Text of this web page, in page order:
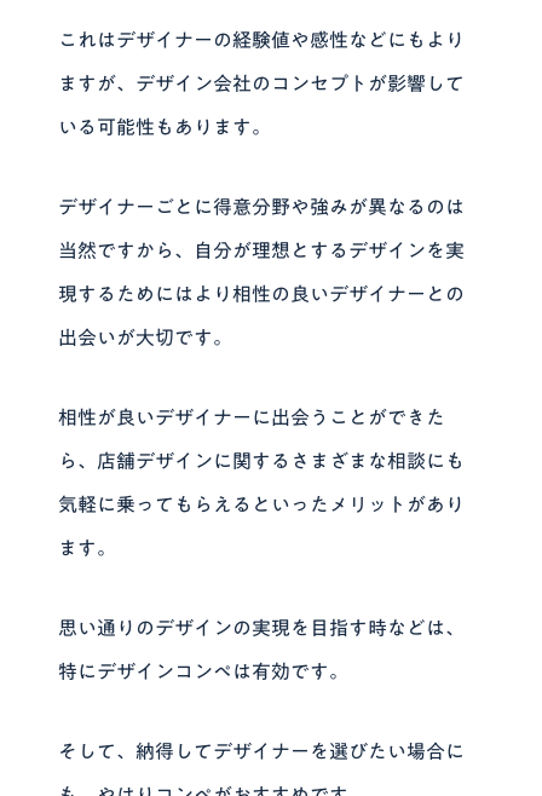
これはデザイナーの経験値や感性などにもより
ますが、デザイン会社のコンセプトが影響して
いる可能性もあります。
デザイナーごとに得意分野や強みが異なるのは
当然ですから、自分が理想とするデザインを実
現するためにはより相性の良いデザイナーとの
出会いが大切です。
相性が良いデザイナーに出会うことができた
ら、店舗デザインに関するさまざまな相談にも
気軽に乗ってもらえるといったメリットがあり
ます。
思い通りのデザインの実現を目指す時などは、
特にデザインコンペは有効です。
そして、 納得してデザイナーを選びたい場合に